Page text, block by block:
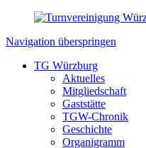
Navigation überspringen
TG Würzburg
Aktuelles
Mitgliedschaft
Gaststätte
TGW-Chronik
Geschichte
Organigramm